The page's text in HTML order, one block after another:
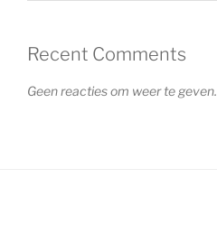
Recent Comments
Geen reacties om weer te geven.